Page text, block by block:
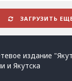
ЗАГРУЗИТЬ
издание
и Якутска